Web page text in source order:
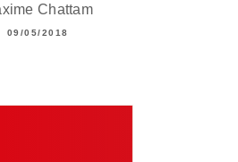
Chattam
09/05/2018